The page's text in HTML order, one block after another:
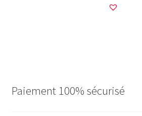
Paiement 100% sécurisé